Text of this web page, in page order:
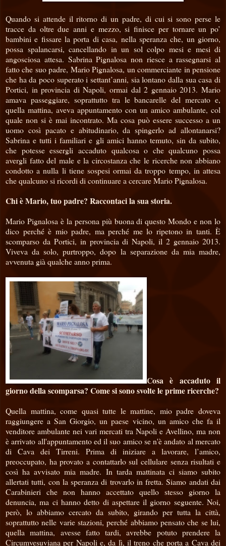
Quando si attende il ritorno di un padre, di cui si sono perse le
tracce da oltre due anni e mezzo, si finisce per tornare un po’
bambini e fissare la porta di casa, nella speranza che, un giorno,
possa spalancarsi, cancellando in un sol colpo mesi e mesi di
angosciosa attesa. Sabrina Pignalosa non riesce a rassegnarsi al
fatto che suo padre, Mario Pignalosa, un commerciante in pensione
che ha da poco superato i settant’anni, sia lontano dalla sua casa di
Portici, in provincia di Napoli, ormai dal 2 gennaio 2013. Mario
amava passeggiare, soprattutto tra le bancarelle del mercato e,
quella mattina, aveva appuntamento con un amico ambulante, col
quale non si è mai incontrato. Ma cosa può essere successo a un
uomo così pacato e abitudinario, da spingerlo ad allontanarsi?
Sabrina e tutti i familiari e gli amici hanno temuto, sin da subito,
che potesse essergli accaduto qualcosa o che qualcuno possa
avergli fatto del male e la circostanza che le ricerche non abbiano
condotto a nulla li tiene sospesi ormai da troppo tempo, in attesa
che qualcuno si ricordi di continuare a cercare Mario Pignalosa.
Chi è Mario, tuo padre? Raccontaci la sua storia.
Mario Pignalosa è la persona più buona di questo Mondo e non lo
dico perché è mio padre, ma perché me lo ripetono in tanti. È
scomparso da Portici, in provincia di Napoli, il 2 gennaio 2013.
Viveva da solo, purtroppo, dopo la separazione da mia madre,
avvenuta già qualche anno prima.
Cosa è accaduto il
giorno della scomparsa? Come si sono svolte le prime ricerche?
Quella mattina, come quasi tutte le mattine, mio padre doveva
raggiungere a San Giorgio, un paese vicino, un amico che fa il
venditore ambulante nei vari mercati tra Napoli e Avellino, ma non
è arrivato all'appuntamento ed il suo amico se n'è andato al mercato
di Cava dei Tirreni. Prima di iniziare a lavorare, l’amico,
preoccupato, ha provato a contattarlo sul cellulare senza risultati e
così ha avvisato mia madre. In tarda mattinata ci siamo subito
allertati tutti, con la speranza di trovarlo in fretta. Siamo andati dai
Carabinieri che non hanno accettato quello stesso giorno la
denuncia, ma ci hanno detto di aspettare il giorno seguente. Noi,
però, lo abbiamo cercato da subito, girando per tutta la città,
soprattutto nelle varie stazioni, perché abbiamo pensato che se lui,
quella mattina, avesse fatto tardi, avrebbe potuto prendere la
Circumvesuviana per Napoli e, da lì, il treno che porta a Cava dei